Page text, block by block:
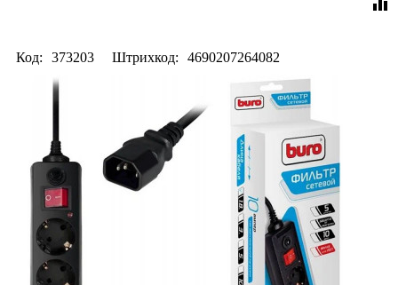
Код: 373203 Штрихкод: 4690207264082